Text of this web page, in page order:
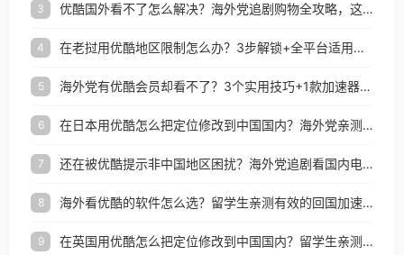
3 优酷国外看不了怎么解决？海外党追剧购物全攻略，这招亲测有效！
4 在老挝用优酷地区限制怎么办？3步解锁+全平台适用的回国加速器指南
5 海外党有优酷会员却看不了？3个实用技巧+1款加速器解决追剧&金融APP难题
6 在日本用优酷怎么把定位修改到中国国内？海外党亲测有效的回国加速指南
7 还在被优酷提示非中国地区困扰？海外党追剧看国内电影的正确打开方式
8 海外看优酷的软件怎么选？留学生亲测有效的回国加速方案
9 在英国用优酷怎么把定位修改到中国国内？留学生亲测有效的回国加速方案